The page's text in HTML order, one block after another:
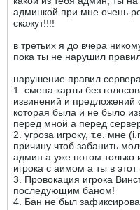
админкой при мне очень
скажут!!!!
в третьих я до вчера
пока ты не нарушил
нарушение правил
1. смена карты без
извинений и предложений
которая была и не было
перед мной а перед
2. угроза игроку, т.е. мне
причину чтоб забанить
админ а уже потом только
игрока с аимом а ты в
3. Провокация игрока
последующим баном!
4. Бан не был